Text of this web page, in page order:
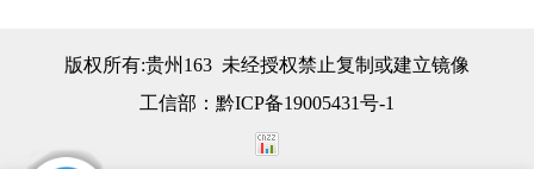
版权所有:贵州163 未经授权禁止复制或建立镜像
工信部： 黔ICP备19005431号-1